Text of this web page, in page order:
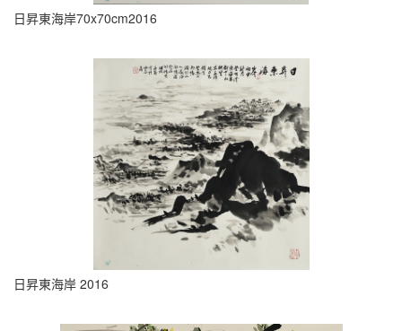
日昇東海岸70x70cm2016
日昇東海岸 2016